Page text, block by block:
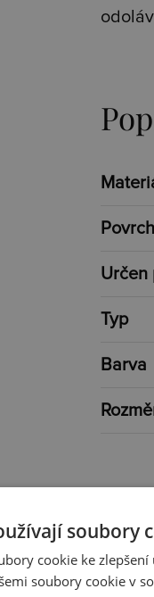
Určen
Typ
Barva
soubory
cookie ke
soubory cookie v